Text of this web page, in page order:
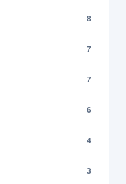
8
7
7
6
4
3